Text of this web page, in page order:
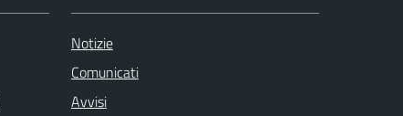
Notizie
Comunicati
Avvisi